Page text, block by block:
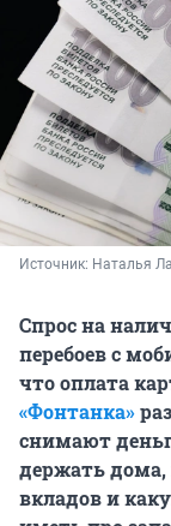
Источник: Наталья
Спрос на
перебоев с
что оплата
«Фонтанка»
снимают
держать дома,
вкладов и